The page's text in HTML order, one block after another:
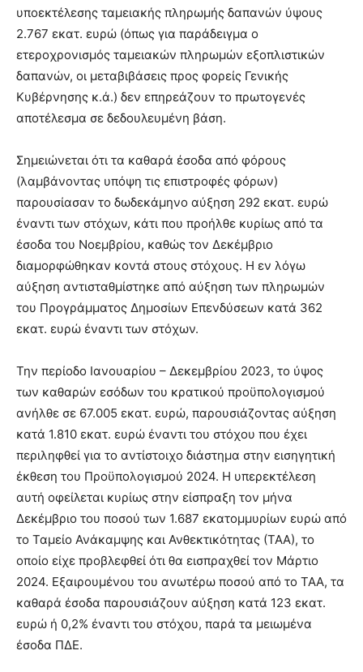
υποεκτέλεσης ταμειακής πληρωμής δαπανών ύψους
2.767 εκατ. ευρώ (όπως για παράδειγμα ο
ετεροχρονισμός ταμειακών πληρωμών εξοπλιστικών
δαπανών, οι μεταβιβάσεις προς φορείς Γενικής
Κυβέρνησης κ.ά.) δεν επηρεάζουν το πρωτογενές
αποτέλεσμα σε δεδουλευμένη βάση.
Σημειώνεται ότι τα καθαρά έσοδα από φόρους
(λαμβάνοντας υπόψη τις επιστροφές φόρων)
παρουσίασαν το δωδεκάμηνο αύξηση 292 εκατ. ευρώ
έναντι των στόχων, κάτι που προήλθε κυρίως από τα
έσοδα του Νοεμβρίου, καθώς τον Δεκέμβριο
διαμορφώθηκαν κοντά στους στόχους. Η εν λόγω
αύξηση αντισταθμίστηκε από αύξηση των πληρωμών
του Προγράμματος Δημοσίων Επενδύσεων κατά 362
εκατ. ευρώ έναντι των στόχων.
Την περίοδο Ιανουαρίου – Δεκεμβρίου 2023, το ύψος
των καθαρών εσόδων του κρατικού προϋπολογισμού
ανήλθε σε 67.005 εκατ. ευρώ, παρουσιάζοντας αύξηση
κατά 1.810 εκατ. ευρώ έναντι του στόχου που έχει
περιληφθεί για το αντίστοιχο διάστημα στην εισηγητική
έκθεση του Προϋπολογισμού 2024. Η υπερεκτέλεση
αυτή οφείλεται κυρίως στην είσπραξη τον μήνα
Δεκέμβριο του ποσού των 1.687 εκατομμυρίων ευρώ από
το Ταμείο Ανάκαμψης και Ανθεκτικότητας (ΤΑΑ), το
οποίο είχε προβλεφθεί ότι θα εισπραχθεί τον Μάρτιο
2024. Εξαιρουμένου του ανωτέρω ποσού από το ΤΑΑ, τα
καθαρά έσοδα παρουσιάζουν αύξηση κατά 123 εκατ.
ευρώ ή 0,2% έναντι του στόχου, παρά τα μειωμένα
έσοδα ΠΔΕ.